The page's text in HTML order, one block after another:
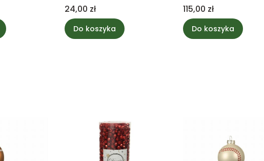
Cena
24,00 zł
Do koszyka
Cena
115,00 zł
Do koszyka